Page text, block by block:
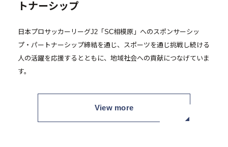
トナーシップ
日本プロサッカーリーグJ2「SC相模原」へのスポンサーシッ
プ・パートナーシップ締結を通じ、スポーツを通じ挑戦し続ける
人の活躍を応援するとともに、地域社会への貢献につなげていま
す。
View more